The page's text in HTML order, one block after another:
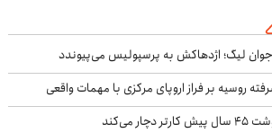
لیگ؛ اژدهاکش به پرسپولیس می‌پیوندد
می‌کند